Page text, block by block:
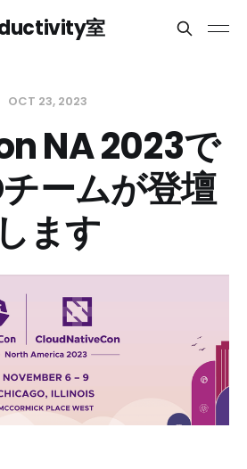
室
OCT 23, 2023
NA 2023で
ームが登壇
します